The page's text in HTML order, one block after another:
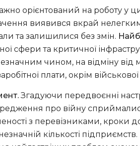
орієнтований на роботу у
виявився вкрай
та залишилися без змін.
сфери та критичної
чином, на відміну від
плати, окрім військової
Згадуючи передвоєнні
про війну
з перевізниками, кроки
кількості підприємств.